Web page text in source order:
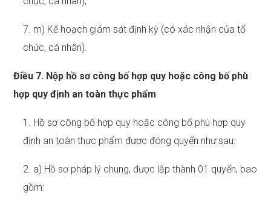
7. m) Kế hoạch giám sát định kỳ (có xác nhận của tổ
chức, cá nhân).
Điều 7. Nộp hồ sơ công bố hợp quy hoặc công bố phù
hợp quy định an toàn thực phẩm
1. Hồ sơ công bố hợp quy hoặc công bố phù hợp quy
định an toàn thực phẩm được đóng quyển như sau:
2. a) Hồ sơ pháp lý chung, được lập thành 01 quyển, bao
gồm: